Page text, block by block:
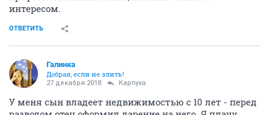
интересом.
ОТВЕТИТЬ
Галинка
Добрая, если не злить!
27 декабря 2018 Карпуха
У меня сын владеет недвижимостью с 10 лет - перед